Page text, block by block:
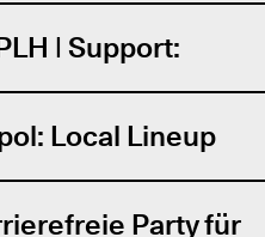
| Support:
Local Lineup
Party für